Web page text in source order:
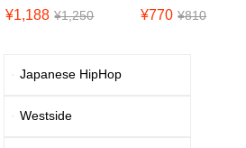
¥1,188 ¥1,250 ¥770 ¥810
Japanese HipHop
Westside